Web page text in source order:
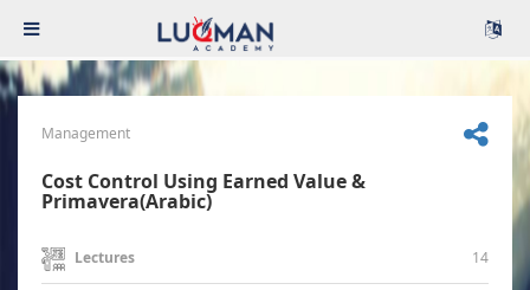
Management
Cost Control Using Earned Value &
Primavera(Arabic)
Lectures 14